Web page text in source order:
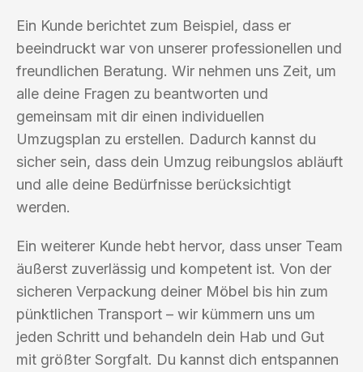
Ein Kunde berichtet zum Beispiel, dass er
beeindruckt war von unserer professionellen und
freundlichen Beratung. Wir nehmen uns Zeit, um
alle deine Fragen zu beantworten und
gemeinsam mit dir einen individuellen
Umzugsplan zu erstellen. Dadurch kannst du
sicher sein, dass dein Umzug reibungslos abläuft
und alle deine Bedürfnisse berücksichtigt
werden.
Ein weiterer Kunde hebt hervor, dass unser Team
äußerst zuverlässig und kompetent ist. Von der
sicheren Verpackung deiner Möbel bis hin zum
pünktlichen Transport – wir kümmern uns um
jeden Schritt und behandeln dein Hab und Gut
mit größter Sorgfalt. Du kannst dich entspannen